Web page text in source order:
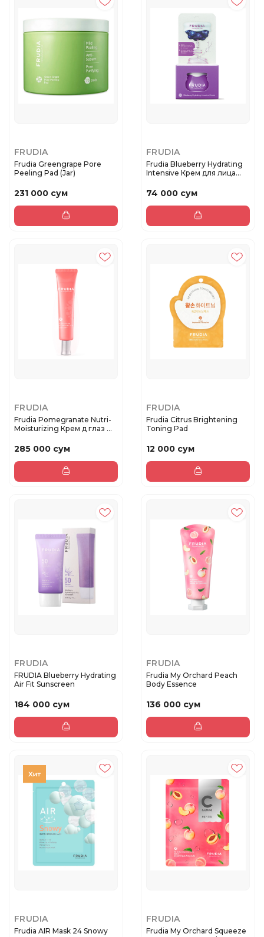
FRUDIA
Frudia Greengrape Pore
Peeling Pad (Jar)
231 000 сум
FRUDIA
Frudia Blueberry Hydrating
Intensive Крем для лица...
74 000 сум
FRUDIA
Frudia Pomegranate Nutri-
Moisturizing Крем д глаз ...
285 000 сум
FRUDIA
Frudia Citrus Brightening
Toning Pad
12 000 сум
FRUDIA
FRUDIA Blueberry Hydrating
Air Fit Sunscreen
184 000 сум
FRUDIA
Frudia My Orchard Peach
Body Essence
136 000 сум
FRUDIA
Frudia AIR Mask 24 Snowy
FRUDIA
Frudia My Orchard Squeeze